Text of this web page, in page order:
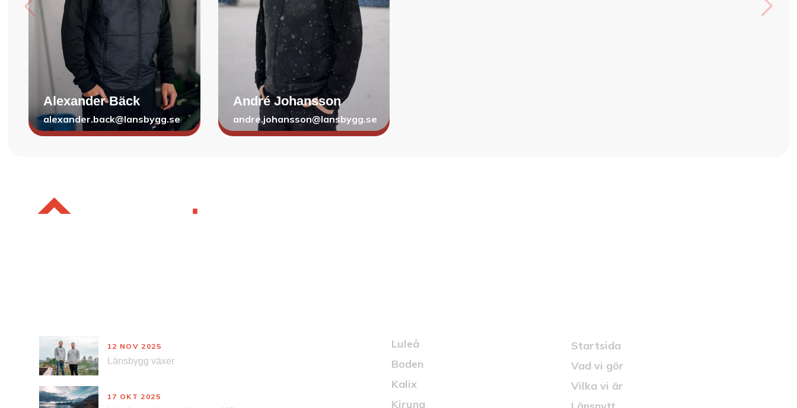
Alexander Bäck
alexander.back@lansbygg.se
André Johansson
andre.johansson@lansbygg.se
12 NOV 2025
Länsbygg växer
17 OKT 2025
Luleå
Boden
Kalix
Kiruna
Startsida
Vad vi gör
Vilka vi är